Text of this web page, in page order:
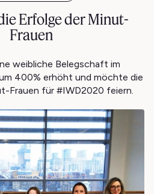
Erfolge der Minut-
Frauen
weibliche Belegschaft im
400% erhöht und möchte die
Frauen für #IWD2020 feiern.